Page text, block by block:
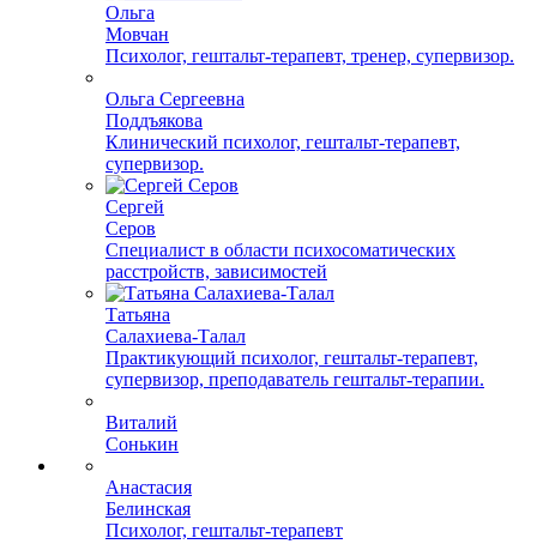
Ольга
Мовчан
Психолог, гештальт-терапевт, тренер, супервизор.
Ольга Сергеевна
Поддъякова
Клинический психолог, гештальт-терапевт,
супервизор.
Сергей
Серов
Специалист в области психосоматических
расстройств, зависимостей
Татьяна
Салахиева-Талал
Практикующий психолог, гештальт-терапевт,
супервизор, преподаватель гештальт-терапии.
Виталий
Сонькин
Анастасия
Белинская
Психолог, гештальт-терапевт